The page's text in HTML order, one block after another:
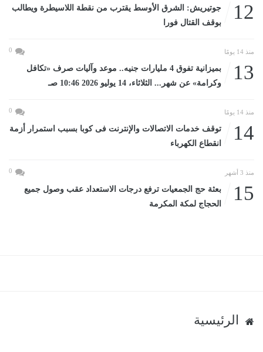
12
جوتيريش: الشرق الأوسط يقترب من نقطة اللاسيطرة ويطالب
بوقف القتال فورا
منذ 14 يومًا 0
13
بميزانية تفوق 4 مليارات جنيه.. موعد وآليات صرف «تكافل
وكرامة» عن شهر... الثلاثاء، 14 يوليو 2026 10:46 صـ
منذ 14 يومًا 0
14
توقف خدمات الاتصالات والإنترنت فى كوبا بسبب استمرار أزمة
انقطاع الكهرباء
منذ 3 أشهر 0
15
بعثة حج الجمعيات ترفع درجات الاستعداد عقب وصول جميع
الحجاج لمكة المكرمة
الرئيسية